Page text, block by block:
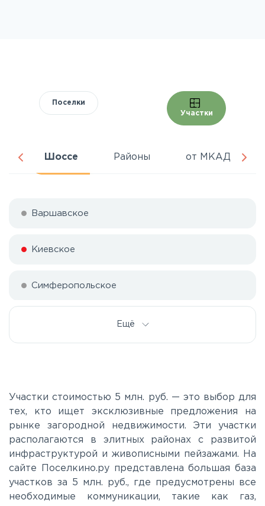
Поселки
Участки
Шоссе Районы от МКАД
Варшавское
Киевское
Симферопольское
Ещё
Участки стоимостью 5 млн. руб. — это выбор для
тех, кто ищет эксклюзивные предложения на
рынке загородной недвижимости. Эти участки
располагаются в элитных районах с развитой
инфраструктурой и живописными пейзажами. На
сайте Поселкино.ру представлена большая база
участков за 5 млн. руб., где предусмотрены все
необходимые коммуникации, такие как газ,